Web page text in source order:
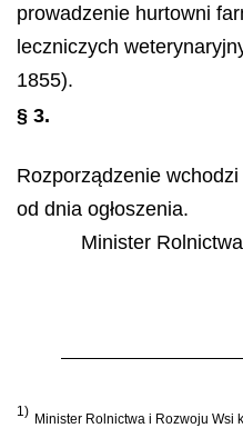
prowadzenie hurtowni
leczniczych
1855).
§ 3.
Rozporządzenie
od dnia ogłoszenia.
Minister
1) Minister Rolnictwa i Rozwoju Wsi